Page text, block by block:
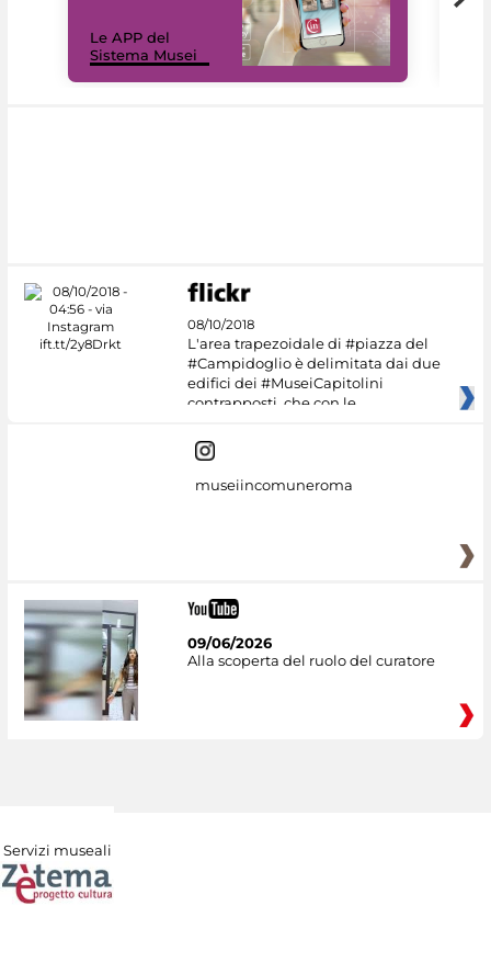
Le APP del
Sistema Musei
08/10/2018
L'area trapezoidale di #piazza del
#Campidoglio è delimitata dai due
edifici dei #MuseiCapitolini
contrapposti, che con le
museiincomuneroma
09/06/2026
Alla scoperta del ruolo del curatore
Servizi museali